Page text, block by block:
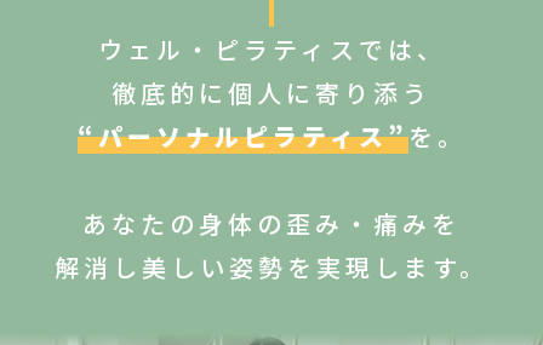
ウェル・ピラティスでは、
徹底的に個人に寄り添う
“パーソナルピラティス”を。
あなたの身体の歪み・痛みを
解消し 美しい姿勢を実現します。